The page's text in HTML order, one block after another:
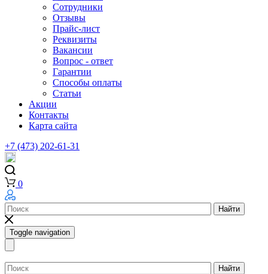
Сотрудники
Отзывы
Прайс-лист
Реквизиты
Вакансии
Вопрос - ответ
Гарантии
Способы оплаты
Статьи
Акции
Контакты
Карта сайта
+7 (473) 202-61-31
0
Найти
Toggle navigation
Найти